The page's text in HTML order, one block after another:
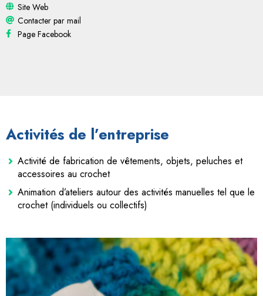
Site Web
Contacter par mail
Page Facebook
Activités de l’entreprise
Activité de fabrication de vêtements, objets, peluches et
accessoires au crochet
Animation d’ateliers autour des activités manuelles tel que le
crochet (individuels ou collectifs)